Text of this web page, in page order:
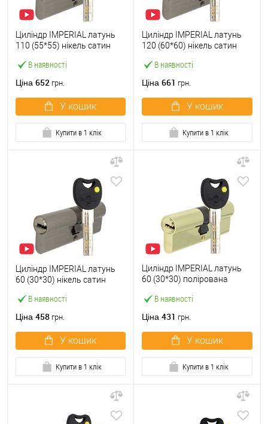
В наявності
Циліндр IMPERIAL латунь
110 (55*55) нікель сатин
Ціна 652 грн.
У кошик
Купити в 1 клік
В наявності
Циліндр IMPERIAL латунь
120 (60*60) нікель сатин
Ціна 661 грн.
У кошик
Купити в 1 клік
В наявності
Циліндр IMPERIAL латунь
60 (30*30) нікель сатин
Ціна 458 грн.
У кошик
Купити в 1 клік
В наявності
Циліндр IMPERIAL латунь
60 (30*30) полірована
Ціна 431 грн.
У кошик
Купити в 1 клік